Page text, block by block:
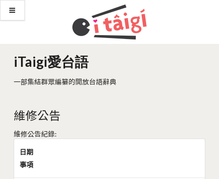
iTaigi愛台語
一部集結群眾編纂的開放台語辭典
維修公告
維修公告紀錄:
日期
事項